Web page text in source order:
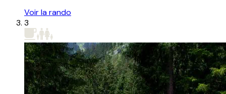
Voir la rando
3